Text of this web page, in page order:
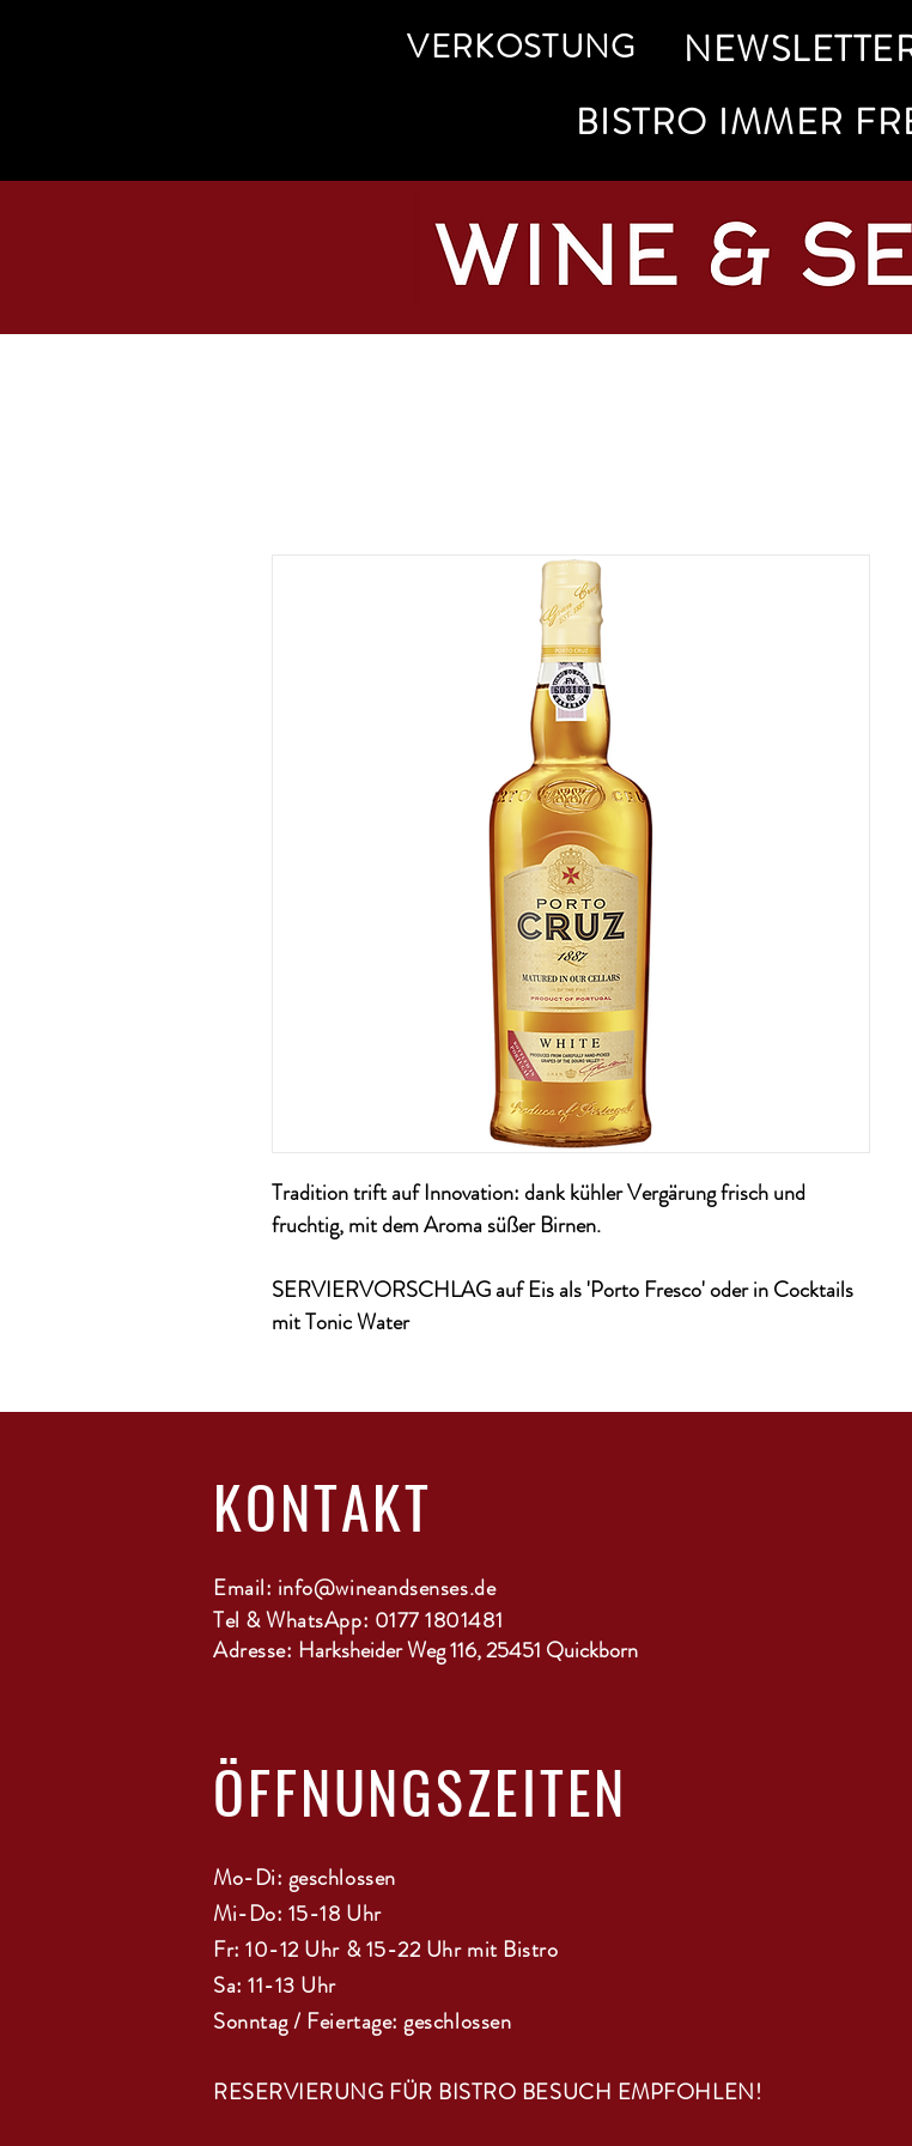
VERKOSTUNG
BISTRO IMMER
Tradition trift auf Innovation: dank kühler Vergärung frisch und
fruchtig, mit dem Aroma süßer Birnen.
SERVIERVORSCHLAG auf Eis als 'Porto Fresco' oder in Cocktails
mit Tonic Water
KONTAKT
Email: info@wineandsenses.de
Tel & WhatsApp: 0177 1801481
Adresse: Harksheider Weg 116, 25451 Quickborn
ÖFFNUNGSZEITEN
Mo-Di: geschlossen
Mi-Do: 15-18 Uhr
Fr: 10-12 Uhr & 15-22 Uhr mit Bistro
Sa: 11-13 Uhr
Sonntag / Feiertage: geschlossen
RESERVIERUNG FÜR BISTRO BESUCH EMPFOHLEN!